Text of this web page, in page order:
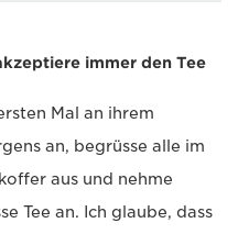
immer den Tee
Mal an ihrem
an, begrüsse alle im
aus und nehme
Tee an. Ich glaube, dass